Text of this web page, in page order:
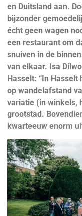
en Duitsland aan.
bijzonder
écht geen wagen
een restaurant om
snuiven in de
van elkaar. Isa
Hasselt: “In Hasselt
op wandelafstand
variatie (in winkels,
grootstad.
kwarteeuw enorm